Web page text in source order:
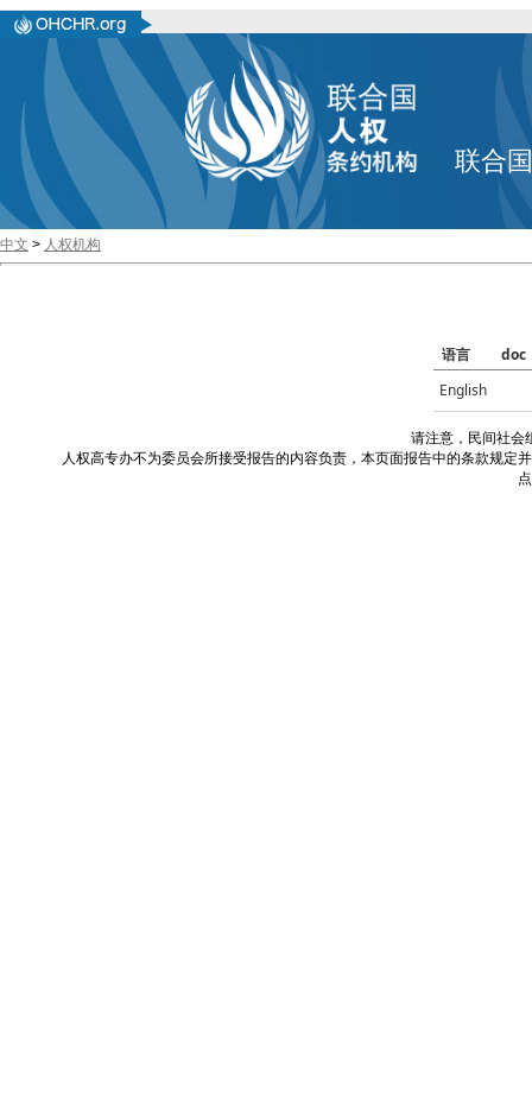
联合
中文 > 人权机构
语言
doc
English
请注意，民间社会
人权高专办不为委员会所接受报告的内容负责，本页面报告中的条款规